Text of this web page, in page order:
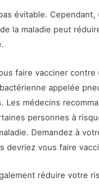
pas évitable. Cependant,
la maladie peut
faire vacciner contre
appelée
Les médecins
personnes à
Demandez à
devriez vous faire
réduire votre